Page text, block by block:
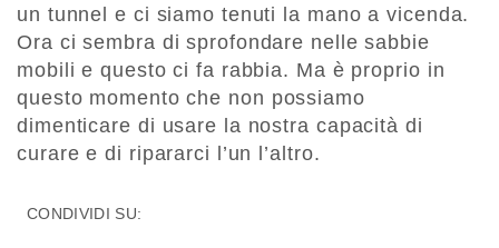
un tunnel e ci siamo tenuti la mano a vicenda.
Ora ci sembra di sprofondare nelle sabbie
mobili e questo ci fa rabbia. Ma è proprio in
questo momento che non possiamo
dimenticare di usare la nostra capacità di
curare e di ripararci l’un l’altro.
CONDIVIDI SU: